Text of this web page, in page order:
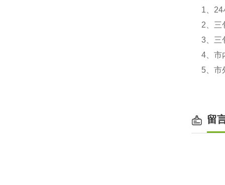
1、24
2、三
3、三
4、 市
5、 市
留